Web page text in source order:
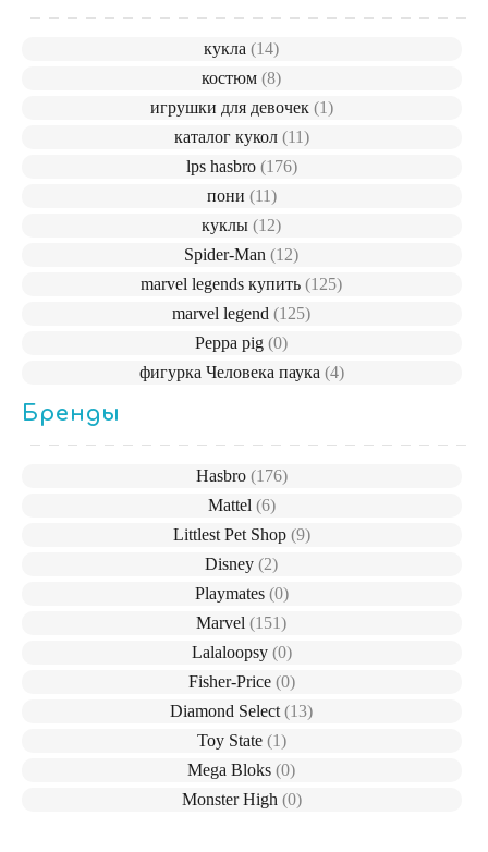
кукла(14)
костюм(8)
игрушки для девочек (1)
каталог кукол (11)
lps hasbro (176)
пони (11)
куклы(12)
Spider-Man(12)
marvel legends купить(125)
marvel legend(125)
Peppa pig(0)
фигурка Человека паука (4)
Бренды
Hasbro (176)
Mattel (6)
Littlest Pet Shop (9)
Disney(2)
Playmates (0)
Marvel(151)
Lalaloopsy (0)
Fisher-Price (0)
Diamond Select(13)
Toy State (1)
Mega Bloks(0)
Monster High (0)